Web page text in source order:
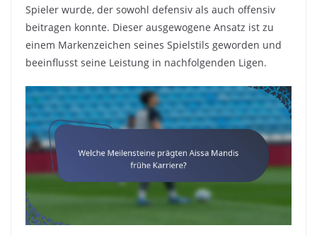
Spieler wurde, der sowohl defensiv als auch offensiv
beitragen konnte. Dieser ausgewogene Ansatz ist zu
einem Markenzeichen seines Spielstils geworden und
beeinflusst seine Leistung in nachfolgenden Ligen.